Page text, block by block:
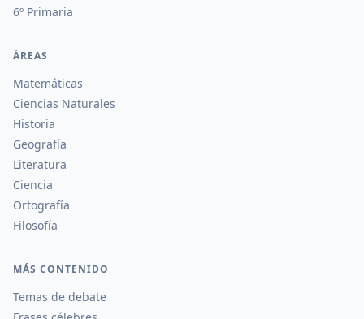
6º Primaria
ÁREAS
Matemáticas
Ciencias Naturales
Historia
Geografía
Literatura
Ciencia
Ortografía
Filosofía
MÁS CONTENIDO
Temas de debate